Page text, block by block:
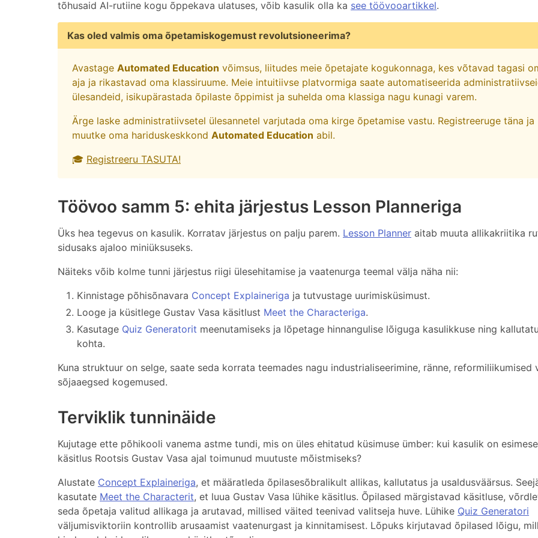
tõhusaid AI-rutiine kogu õppekava ulatuses, võib kasulik olla ka see töövooartikkel.
Kas oled valmis oma õpetamiskogemust revolutsioneerima?
Avastage Automated Education võimsus, liitudes meie õpetajate kogukonnaga, kes võtavad tagasi
aja ja rikastavad oma klassiruume. Meie intuitiivse platvormiga saate automatiseerida
ülesandeid, isikupärastada õpilaste õppimist ja suhelda oma klassiga nagu kunagi varem.
Ärge laske administratiivsetel ülesannetel varjutada oma kirge õpetamise vastu. Registreeruge täna ja
muutke oma hariduskeskkond Automated Education abil.
🎓 Registreeru TASUTA!
Töövoo samm 5: ehita järjestus Lesson Planneriga
Üks hea tegevus on kasulik. Korratav järjestus on palju parem. Lesson Planner aitab muuta allikakriitika
sidusaks ajaloo miniüksuseks.
Näiteks võib kolme tunni järjestus riigi ülesehitamise ja vaatenurga teemal välja näha nii:
Kinnistage põhisõnavara Concept Explaineriga ja tutvustage uurimisküsimust.
Looge ja küsitlege Gustav Vasa käsitlust Meet the Characteriga.
Kasutage Quiz Generatorit meenutamiseks ja lõpetage hinnangulise lõiguga kasulikkuse ning
kohta.
Kuna struktuur on selge, saate seda korrata teemades nagu industrialiseerimine, ränne, reformiliikumised
sõjaaegsed kogemused.
Terviklik tunninäide
Kujutage ette põhikooli vanema astme tundi, mis on üles ehitatud küsimuse ümber: kui kasulik on
käsitlus Rootsis Gustav Vasa ajal toimunud muutuste mõistmiseks?
Alustate Concept Explaineriga, et määratleda õpilasesõbralikult allikas, kallutatus ja usaldusväärsus.
kasutate Meet the Characterit, et luua Gustav Vasa lühike käsitlus. Õpilased märgistavad käsitluse,
seda õpetaja valitud allikaga ja arutavad, millised väited teenivad valitseja huve. Lühike Quiz Generatori
väljumisviktoriin kontrollib arusaamist vaatenurgast ja kinnitamisest. Lõpuks kirjutavad õpilased lõigu,